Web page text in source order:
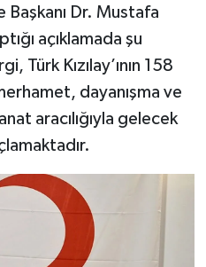
Başkanı Dr. Mustafa
açıklamada şu
Türk Kızılay’ının 158
dayanışma ve
aracılığıyla gelecek